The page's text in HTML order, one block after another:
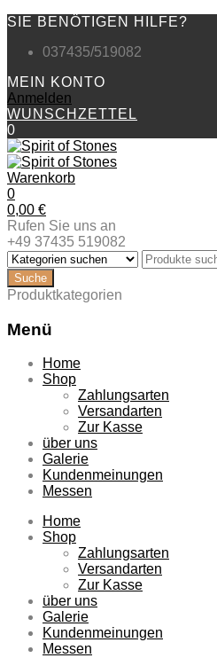
SIE BENÖTIGEN HILFE?
037435/519082
MEIN KONTO
Anmelden
WUNSCHZETTEL
0
Warenkorb
0
0,00 €
Rufen Sie uns an
+49 37435 519082
Produktkategorien
Menü
Zum
Inhalt
Home
Shop
Zahlungsarten
Versandarten
Zur Kasse
über uns
Galerie
Kundenmeinungen
Messen
Home
Shop
Zahlungsarten
Versandarten
Zur Kasse
über uns
Galerie
Kundenmeinungen
Messen